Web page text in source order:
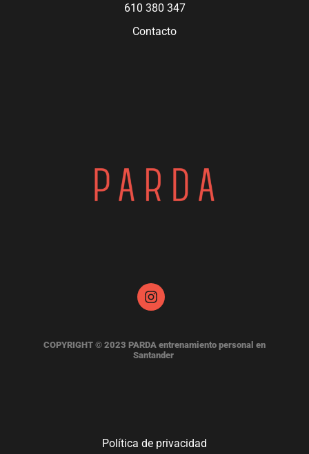
610 380 347
Contacto
COPYRIGHT © 2023 PARDA entrenamiento personal en
Santander
Política de privacidad